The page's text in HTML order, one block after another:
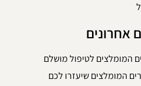
אחרונים
המומלצים לטיפול מושלם
המומלצים שיעזרו לכם